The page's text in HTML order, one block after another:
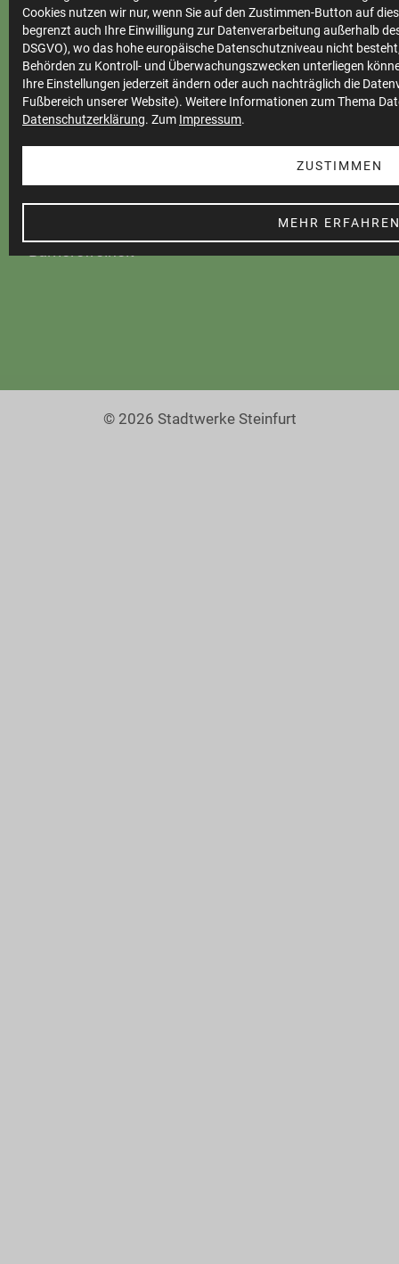
Cookies nutzen wir nur, wenn Sie auf den Zustimmen-Button auf
begrenzt auch Ihre Einwilligung zur Datenverarbeitung außerhalb
DSGVO), wo das hohe europäische Datenschutzniveau nicht
Behörden zu Kontroll- und Überwachungszwecken unterliegen
Ihre Einstellungen jederzeit ändern oder auch nachträglich die
Fußbereich unserer Website). Weitere Informationen zum Thema
Datenschutzerklärung. Zum Impressum.
ZUSTIMMEN
MEHR
Marktkommunikation
Vertrieb
Impressum
Datenschutz
Teilnahmebedingungen
© 2026 Stadtwerke Steinfurt